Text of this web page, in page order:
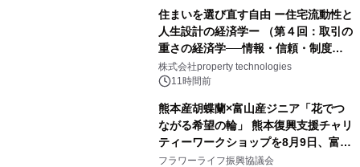
住まいを選び直す自由 ー住宅流動性と
人生設計の経済学ー （第４回：取引の
重さの経済学──情報・信頼・制度を
PropTechはどう組み替えるか）｜
PropTech-Lab
株式会社property technologies
11時間前
熊本産胡蝶蘭×富山産ジニア「花でつ
ながる希望の輪」 熊本復興支援チャリ
ティーワークショップを8月9日、富
山・射水で開催
フラワーライフ振興協議会